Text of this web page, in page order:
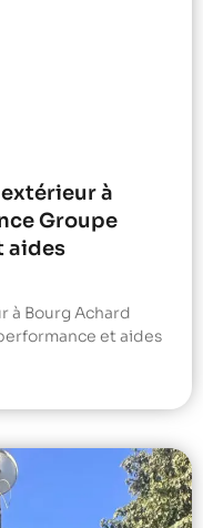
à
Groupe
aides
à Bourg Achard
et aides